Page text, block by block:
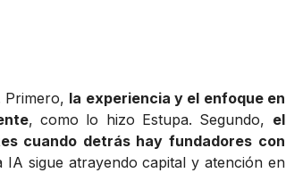
Primero, la experiencia y el enfoque en
, como lo hizo Estupa. Segundo, el
cuando detrás hay fundadores con
IA sigue atrayendo capital y atención en